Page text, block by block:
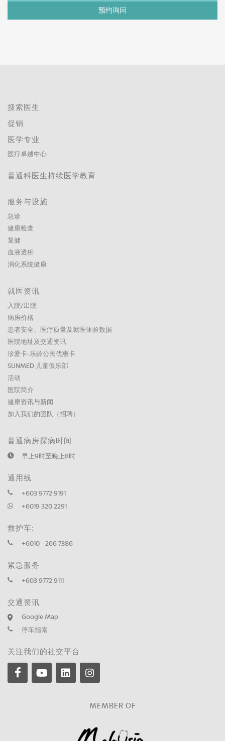
预约询问
搜索医生
促销
医学专业
医疗卓越中心
普通科医生持续医学教育
服务与设施
急诊
健康检查
复健
血液透析
消化系统健康
就医资讯
入院/出院
病房价格
患者安全、医疗质量及就医体验数据
医院地址及交通资讯
珍爱卡-乐龄公民优惠卡
SUNMED 儿童俱乐部
活动
医院简介
健康资讯与新闻
加入我们的团队（招聘）
普通病房探病时间
早上9时至晚上8时
通用线
+603 9772 9191
+6019 320 2291
救护车:
+6010 - 266 7386
紧急服务
+603 9772 9111
交通资讯
Google Map
停车指南
关注我们的社交平台
MEMBER OF